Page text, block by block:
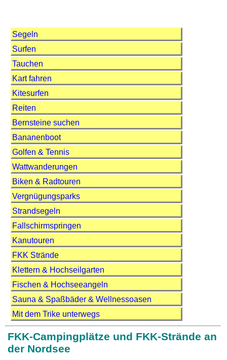
Segeln
Surfen
Tauchen
Kart fahren
Kitesurfen
Reiten
Bernsteine suchen
Bananenboot
Golfen & Tennis
Wattwanderungen
Biken & Radtouren
Vergnügungsparks
Strandsegeln
Fallschirmspringen
Kanutouren
FKK Strände
Klettern & Hochseilgarten
Fischen & Hochseeangeln
Sauna & Spaßbäder & Wellnessoasen
Mit dem Trike unterwegs
FKK-Campingplätze und FKK-Strände an
der Nordsee